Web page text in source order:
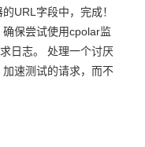
URL字段中，完成！
确保尝试使用cpolar监
日志。 处理一个讨厌
速测试的请求，而不